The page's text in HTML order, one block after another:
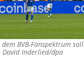
BVB-Fanspektrum
David Inderlied/dpa